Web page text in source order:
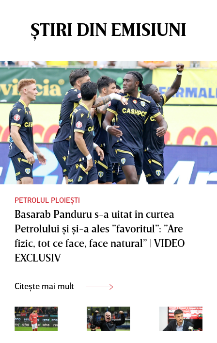
ȘTIRI DIN EMISIUNI
PETROLUL PLOIEȘTI
Basarab Panduru s-a uitat în curtea
Petrolului şi şi-a ales ”favoritul”: ”Are
fizic, tot ce face, face natural” | VIDEO
EXCLUSIV
Citește mai mult